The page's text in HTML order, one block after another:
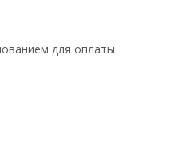
для оплаты